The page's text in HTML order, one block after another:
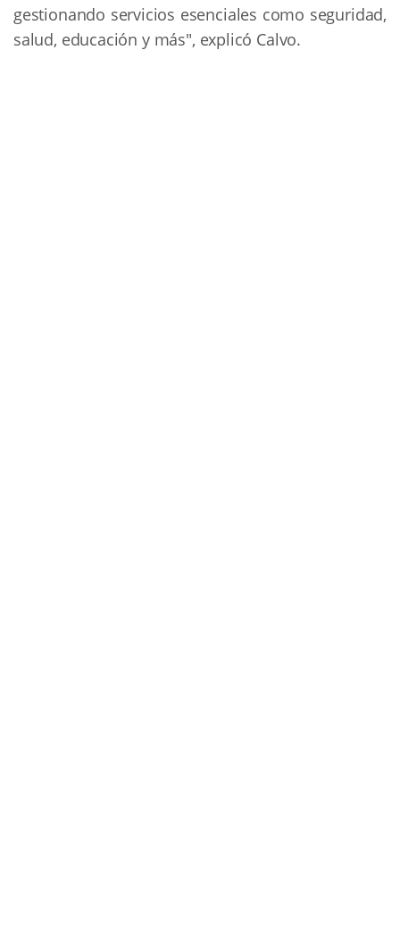
gestionando servicios esenciales como seguridad,
salud, educación y más", explicó Calvo.